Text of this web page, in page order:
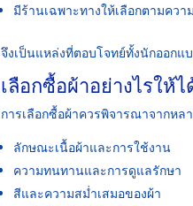
มีร้านเฉพาะทางให้เลือกตามควา
จึงเป็นแหล่งที่ตอบโจทย์ทั้งนักออกแ
เลือกซื้อผ้าอย่างไรให้
การเลือกซื้อผ้าควรพิจารณาจากหล
ลักษณะเนื้อผ้าและการใช้งาน
ความทนทานและการดูแลรักษา
สีและความสม่ำเสมอของผ้า